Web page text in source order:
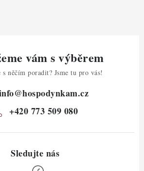
vám s výběrem
s něčím poradit? Jsme tu pro vás!
@hospodynkam.cz
+420 773 509 080